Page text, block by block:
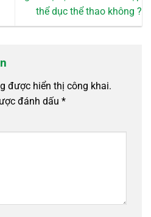
thể dục thể thao không ?
được hiển thị công khai.
đánh dấu *